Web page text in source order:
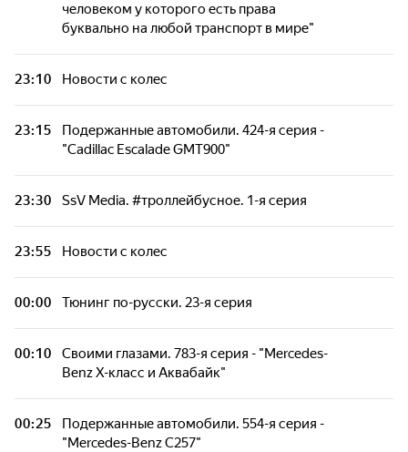
Тюнинг по-русски. 23-я серия
"Toyota Hilux"
секретный лимузин конца СССР"
Автомобили. 147-я серия
Новости с колес
Миссия выполнима. Audi A6 Allroad
Quattro
SsV Media. #троллейбусное. 1-я серия
человеком у которого есть права
буквально на любой транспорт в мире"
23:10 Новости с колес
23:15
Подержанные автомобили. 424-я серия -
"Cadillac Escalade GMT900"
23:30 SsV Media. #троллейбусное. 1-я серия
23:55 Новости с колес
00:00 Тюнинг по-русски. 23-я серия
00:10
Своими глазами. 783-я серия - "Mercedes-
Benz X-класс и Аквабайк"
00:25
Подержанные автомобили. 554-я серия -
"Mercedes-Benz C257"